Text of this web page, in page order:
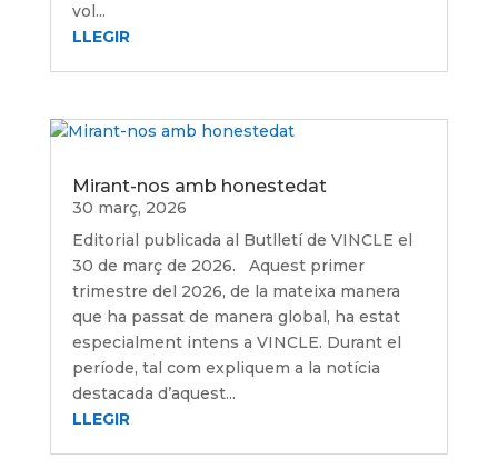
vol...
LLEGIR
Mirant-nos amb honestedat
30 març, 2026
Editorial publicada al Butlletí de VINCLE el
30 de març de 2026. Aquest primer
trimestre del 2026, de la mateixa manera
que ha passat de manera global, ha estat
especialment intens a VINCLE. Durant el
període, tal com expliquem a la notícia
destacada d’aquest...
LLEGIR